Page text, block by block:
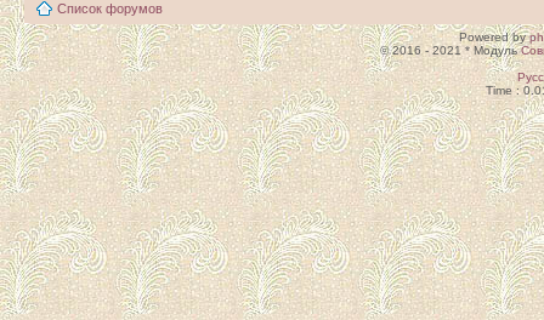
Список форумов
Powered by
© 2016 - 2021 * Модуль
Time :